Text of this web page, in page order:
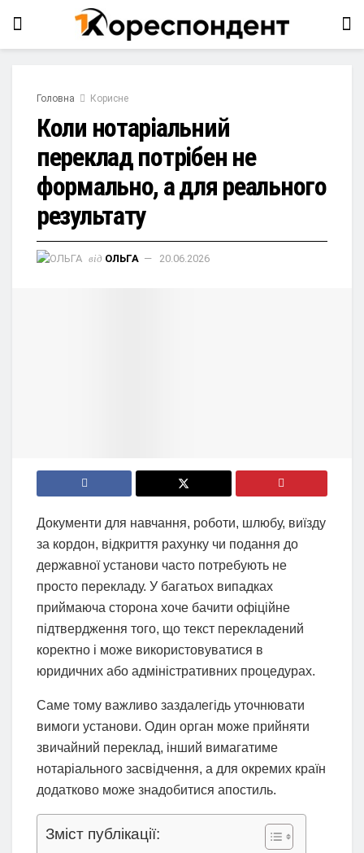
Головна Корисне
Коли нотаріальний
переклад потрібен не
формально, а для реального
результату
від ОЛЬГА 20.06.2026
Документи для навчання, роботи, шлюбу, виїзду
за кордон, відкриття рахунку чи подання до
державної установи часто потребують не
просто перекладу. У багатьох випадках
приймаюча сторона хоче бачити офіційне
підтвердження того, що текст перекладений
коректно і може використовуватися в
юридичних або адміністративних процедурах.
Саме тому важливо заздалегідь уточнювати
вимоги установи. Один орган може прийняти
звичайний переклад, інший вимагатиме
нотаріального засвідчення, а для окремих країн
додатково може знадобитися апостиль.
Зміст публікації: